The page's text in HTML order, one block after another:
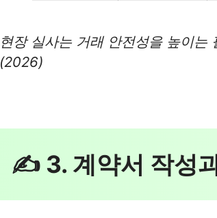
현장 실사는 거래 안전성을 높이
(2026)
✍ 3. 계약서 작성